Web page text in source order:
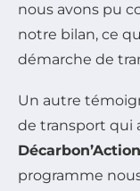
nous avons pu
notre bilan, ce
démarche de
Un autre
de transport qui
Décarbon’Action
programme